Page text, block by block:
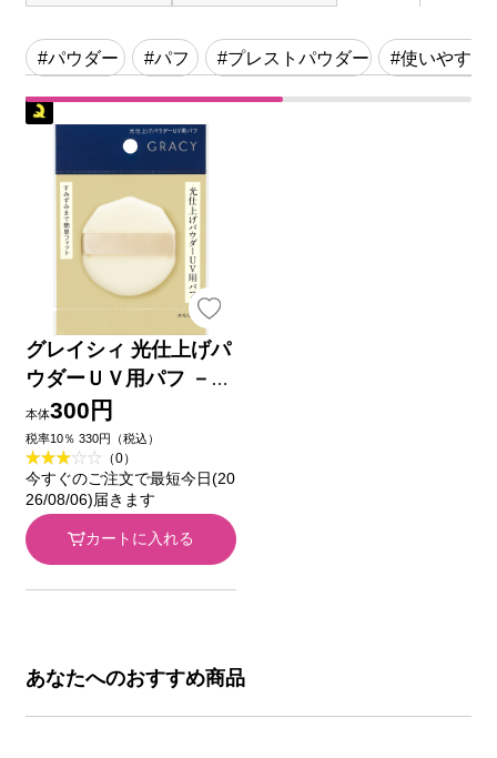
#パウダー #パフ #プレストパウダー #使いやすい
グレイシィ 光仕上げパ
ウダーＵＶ用パフ －
資生堂
本体300円
税率10％ 330円（税込）
（0）
今すぐのご注文で最短今日(20
26/08/06)届きます
カートに入れる
あなたへのおすすめ商品